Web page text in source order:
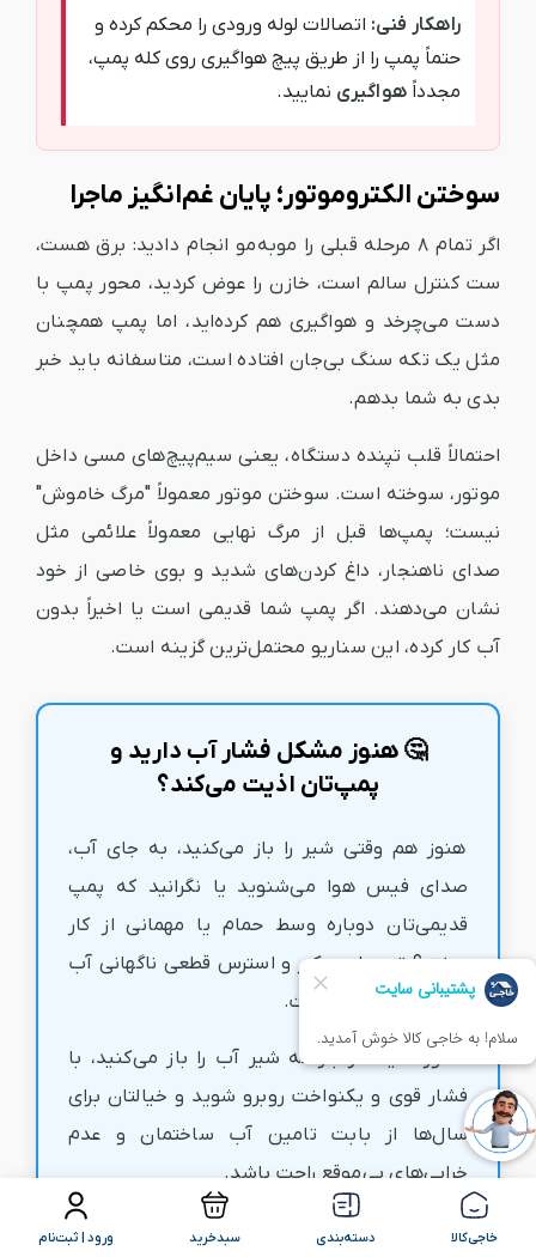
خاجی‌کالا دسته‌بندی سبدخرید ورود | ثبت‌نام
راهکار فنی: اتصالات لوله ورودی را محکم کرده و
حتماً پمپ را از طریق پیچ هواگیری روی کله پمپ،
مجدداً هواگیری نمایید.
سوختن الکتروموتور؛ پایان غم‌انگیز ماجرا
اگر تمام ۸ مرحله قبلی را مو‌به‌مو انجام دادید: برق هست،
ست کنترل سالم است، خازن را عوض کردید، محور پمپ با
دست می‌چرخد و هواگیری هم کرده‌اید، اما پمپ همچنان
مثل یک تکه سنگ بی‌جان افتاده است، متاسفانه باید خبر
بدی به شما بدهم.
احتمالاً قلب تپنده دستگاه، یعنی سیم‌پیچ‌های مسی داخل
موتور، سوخته است. سوختن موتور معمولاً "مرگ خاموش"
نیست؛ پمپ‌ها قبل از مرگ نهایی معمولاً علائمی مثل
صدای ناهنجار، داغ کردن‌های شدید و بوی خاصی از خود
نشان می‌دهند. اگر پمپ شما قدیمی است یا اخیراً بدون
آب کار کرده، این سناریو محتمل‌ترین گزینه است.
🤔 هنوز مشکل فشار آب دارید و
پمپ‌تان اذیت می‌کند؟
هنوز هم وقتی شیر را باز می‌کنید، به جای آب،
صدای فیس هوا می‌شنوید یا نگرانید که پمپ
قدیمی‌تان دوباره وسط حمام یا مهمانی از کار
بیفتد؟ تعمیرات مکرر و استرس قطعی ناگهانی آب
واقعاً کلافه‌کننده است.
تصور کنید هر بار که شیر آب را باز می‌کنید، با
فشار قوی و یکنواخت روبرو شوید و خیالتان برای
سال‌ها از بابت تامین آب ساختمان و عدم
خرابی‌های بی‌موقع راحت باشد.
💡 راه حل:
وقت آن رسیده که با تعمیرات پرهزینه